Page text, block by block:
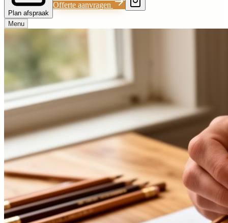
Plan afspraak
Offerte aanvragen
Menu